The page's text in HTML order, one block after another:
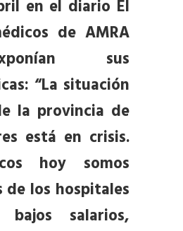
en el diario El
de AMRA
sus
“La situación
la provincia de
está en crisis.
hoy somos
de los hospitales
salarios,